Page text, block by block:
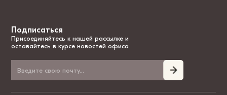
Подписаться
Присоединяйтесь к нашей рассылке и
оставайтесь в курсе новостей офиса